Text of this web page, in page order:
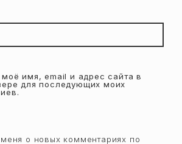
моё имя, email и адрес сайта в
для последующих моих
о новых комментариях по